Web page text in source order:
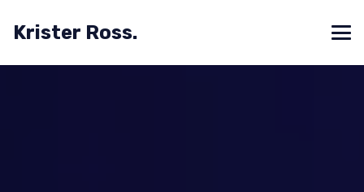
Krister Ross.